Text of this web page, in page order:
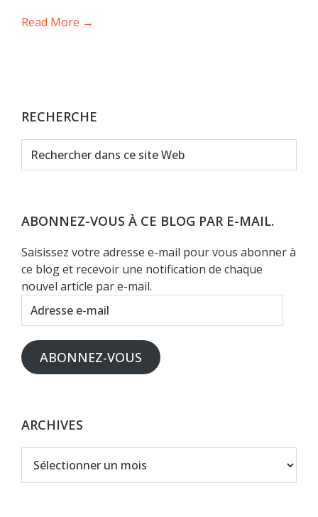
Read More →
RECHERCHE
Rechercher
dans
Web
ABONNEZ-VOUS À CE BLOG PAR E-MAIL.
Saisissez votre adresse e-mail pour vous abonner à
ce blog et recevoir une notification de chaque
nouvel article par e-mail.
Adresse
e-
mail
ABONNEZ-VOUS
ARCHIVES